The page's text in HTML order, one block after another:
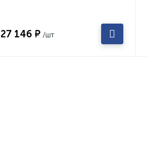
27 146 ₽ /шт